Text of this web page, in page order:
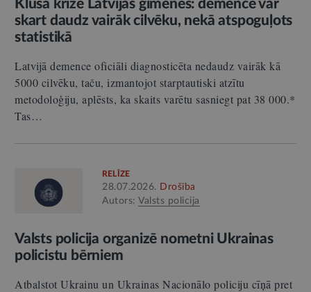
Klusā krīze Latvijas ģimenēs: demence var
skart daudz vairāk cilvēku, nekā atspoguļots
statistikā
Latvijā demence oficiāli diagnosticēta nedaudz vairāk kā
5000 cilvēku, taču, izmantojot starptautiski atzītu
metodoloģiju, aplēsts, ka skaits varētu sasniegt pat 38 000.*
Tas…
RELĪZE
28.07.2026. Drošība
Autors: Valsts policija
Valsts policija organizē nometni Ukrainas
policistu bērniem
Atbalstot Ukrainu un Ukrainas Nacionālo policiju cīņā pret